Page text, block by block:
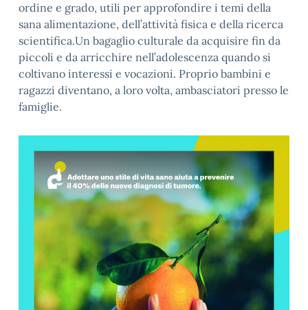
ordine e grado, utili per approfondire i temi della
sana alimentazione, dell’attività fisica e della ricerca
scientifica.Un bagaglio culturale da acquisire fin da
piccoli e da arricchire nell’adolescenza quando si
coltivano interessi e vocazioni. Proprio bambini e
ragazzi diventano, a loro volta, ambasciatori presso le
famiglie.